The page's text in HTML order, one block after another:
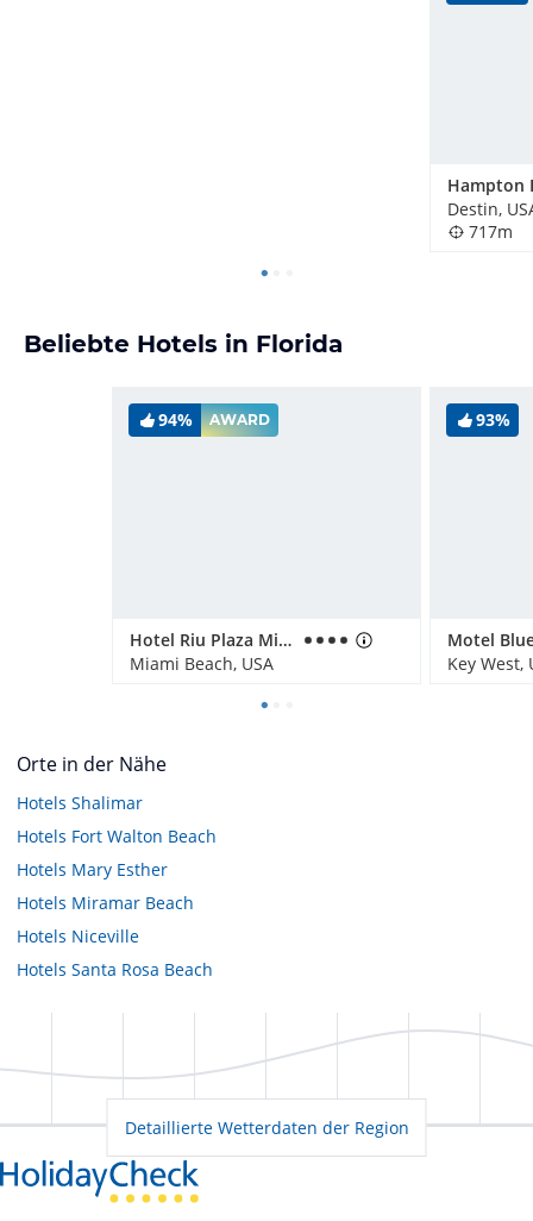
Destin,
717m
Beliebte Hotels in Florida
94% AWARD
Hotel Riu Plaza Miami Beach
Miami Beach, USA
93%
Motel
Key West,
Orte in der Nähe
Hotels Shalimar
Hotels Fort Walton Beach
Hotels Mary Esther
Hotels Miramar Beach
Hotels Niceville
Hotels Santa Rosa Beach
Detaillierte Wetterdaten der Region